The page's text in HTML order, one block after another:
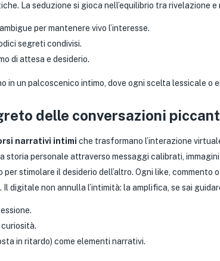
La seduzione si gioca nell’equilibrio tra rivelazione e
per mantenere vivo l’interesse.
segreti condivisi.
di attesa e desiderio.
un palcoscenico intimo, dove ogni scelta lessicale o
delle conversazioni
narrativi intimi che trasformano l’interazione
storia personale attraverso messaggi calibrati,
stimolare il desiderio dell’altro. Ogni like, commento
digitale non annulla l’intimità: la amplifica, se sai
in ritardo) come elementi narrativi.